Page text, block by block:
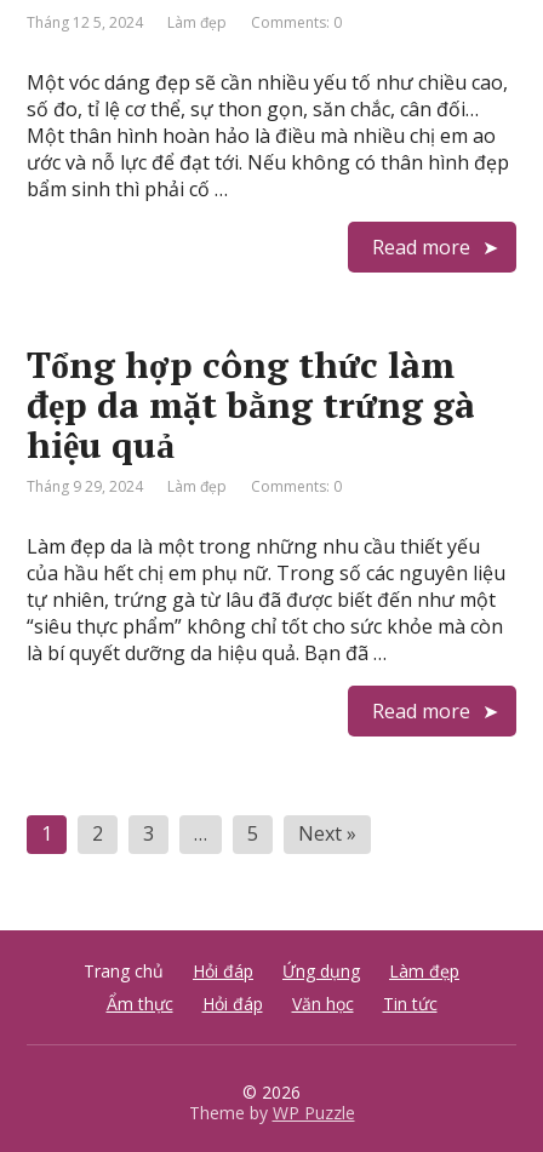
Tháng 12 5, 2024 Làm đẹp Comments: 0
Một vóc dáng đẹp sẽ cần nhiều yếu tố như chiều cao,
số đo, tỉ lệ cơ thể, sự thon gọn, săn chắc, cân đối…
Một thân hình hoàn hảo là điều mà nhiều chị em ao
ước và nỗ lực để đạt tới. Nếu không có thân hình đẹp
bẩm sinh thì phải cố …
Read more
Tổng hợp công thức làm
đẹp da mặt bằng trứng gà
hiệu quả
Tháng 9 29, 2024 Làm đẹp Comments: 0
Làm đẹp da là một trong những nhu cầu thiết yếu
của hầu hết chị em phụ nữ. Trong số các nguyên liệu
tự nhiên, trứng gà từ lâu đã được biết đến như một
“siêu thực phẩm” không chỉ tốt cho sức khỏe mà còn
là bí quyết dưỡng da hiệu quả. Bạn đã …
Read more
P
h
1 2 3 … 5 Next »
Trang chủ Hỏi đáp Ứng dụng
Làm đẹp
Ẩm thực
Hỏi đáp Văn học Tin tức
© 2026
Theme by WP Puzzle